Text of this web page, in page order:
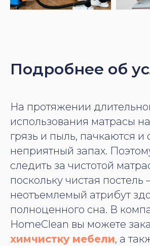
Подробнее об
На протяжении
использования матрасы
грязь и пыль, пачкаются и
неприятный запах.
следить за чистотой
поскольку чистая постель
неотъемлемый атрибут
полноценного сна. В
HomeClean вы можете
химчистку мебели, а